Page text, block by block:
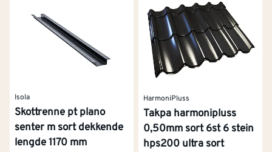
Isola
Skottrenne pt plano
senter m sort dekkende
lengde 1170 mm
HarmoniPluss
Takpa harmonipluss
0,50mm sort 6st 6 stein
hps200 ultra sort